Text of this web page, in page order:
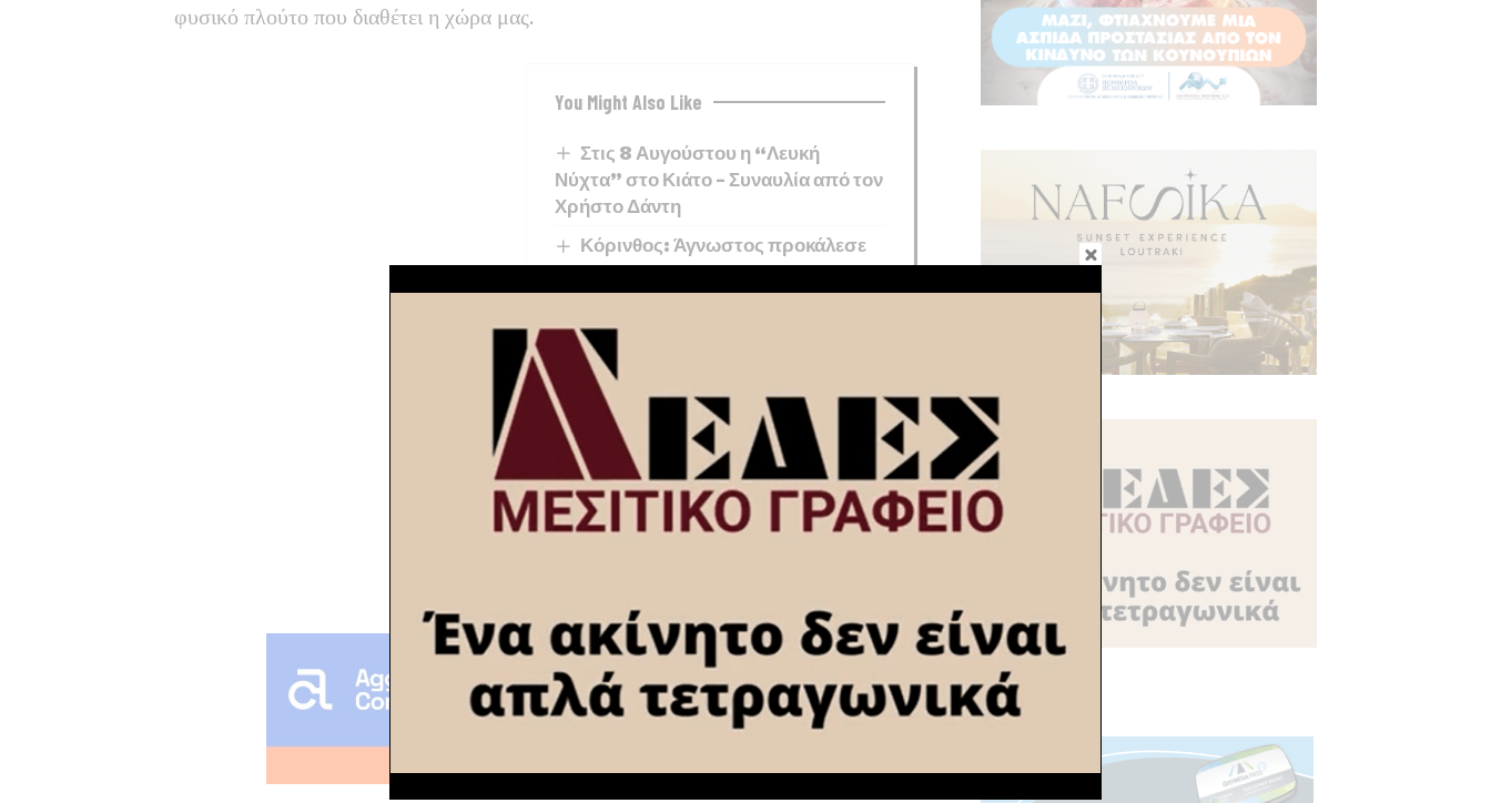
φυσικό πλούτο που διαθέτει η χώρα μας.
You Might Also Like
Στις 8 Αυγούστου η “Λευκή
Νύχτα” στο Κιάτο – Συναυλία από τον
Χρήστο Δάντη
Κόρινθος: Άγνωστος προκάλεσε
φθορές σε κατάστημα – Καρέ καρέ η
επίθεση (video-φωτο)
Άδωνις Γεωργιάδης: «Δεν έπεσε η
ψευδοροφή, την ξήλωσαν» – Τι
απαντά για το περιστατικό στο
Νοσοκομείο Κορίνθου
Εγκρίθηκε από την Περιφέρεια
Πελοποννήσου η προγραμματική
σύμβαση για τη μελέτη
αντιμετώπισης της διάβρωσης των